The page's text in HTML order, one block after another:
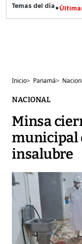
Inicio> Panamá>
NACIONAL
Minsa
municipal
insalubre